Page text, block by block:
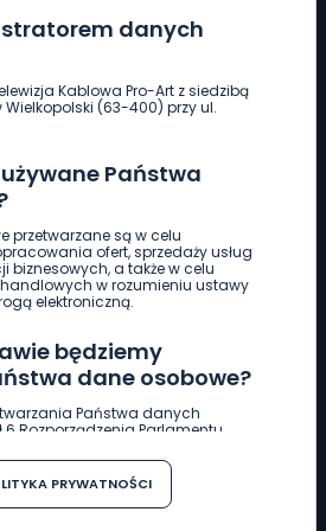
danych
Kablowa Pro-Art z siedzibą
(63-400) przy ul.
Państwa
przetwarzane są w celu
ofert, sprzedaży usług
biznesowych, a także w celu
w rozumieniu ustawy
elektroniczną.
będziemy
dane osobowe?
Państwa danych
6 Rozporządzenia Parlamentu
fizycznych w związku z
osobowych w sprawie
takich danych oraz uchylenia
PRYWATNOŚCI